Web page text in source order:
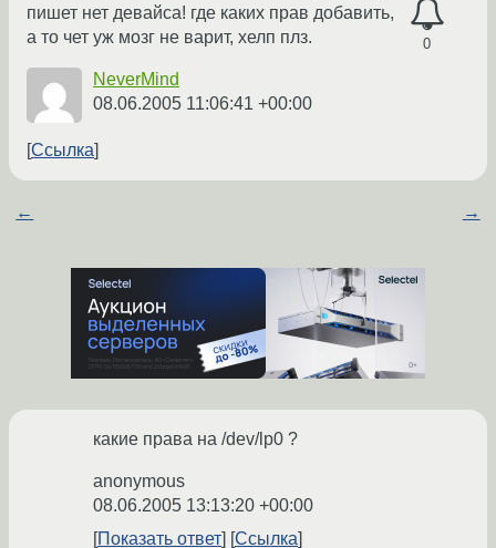
0
пишет нет девайса! где каких прав добавить,
а то чет уж мозг не варит, хелп плз.
NeverMind
08.06.2005 11:06:41 +00:00
Ссылка
← →
какие права на /dev/lp0 ?
anonymous
08.06.2005 13:13:20 +00:00
Показать ответ
Ссылка